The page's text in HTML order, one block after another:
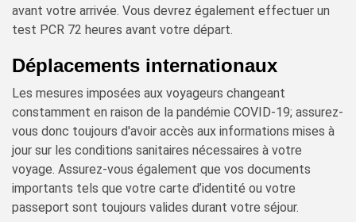
avant votre arrivée. Vous devrez également effectuer un
test PCR 72 heures avant votre départ.
Déplacements internationaux
Les mesures imposées aux voyageurs changeant
constamment en raison de la pandémie COVID-19; assurez-
vous donc toujours d'avoir accès aux informations mises à
jour sur les conditions sanitaires nécessaires à votre
voyage. Assurez-vous également que vos documents
importants tels que votre carte d’identité ou votre
passeport sont toujours valides durant votre séjour.